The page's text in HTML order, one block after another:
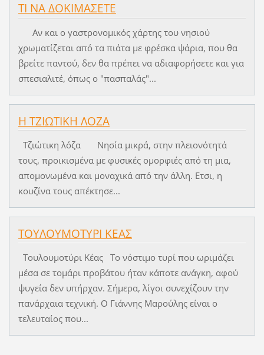
ΤΙ ΝΑ ΔΟΚΙΜΑΣΕΤΕ
Αν και ο γαστρονομικός χάρτης του νησιού
χρωματίζεται από τα πιάτα με φρέσκα ψάρια, που θα
βρείτε παντού, δεν θα πρέπει να αδιαφορήσετε και για
σπεσιαλιτέ, όπως ο "πασπαλάς"...
Η ΤΖΙΩΤΙΚΗ ΛΟΖΑ
Τζιώτικη λόζα Νησία μικρά, στην πλειονότητά
τους, προικισμένα με φυσικές ομορφιές από τη μια,
απομονωμένα και μοναχικά από την άλλη. Ετσι, η
κουζίνα τους απέκτησε...
ΤΟΥΛΟΥΜΟΤΥΡΙ ΚΕΑΣ
Τουλουμοτύρι Κέας Το νόστιμο τυρί που ωριμάζει
μέσα σε τομάρι προβάτου ήταν κάποτε ανάγκη, αφού
ψυγεία δεν υπήρχαν. Σήμερα, λίγοι συνεχίζουν την
πανάρχαια τεχνική. Ο Γιάννης Μαρούλης είναι ο
τελευταίος που...